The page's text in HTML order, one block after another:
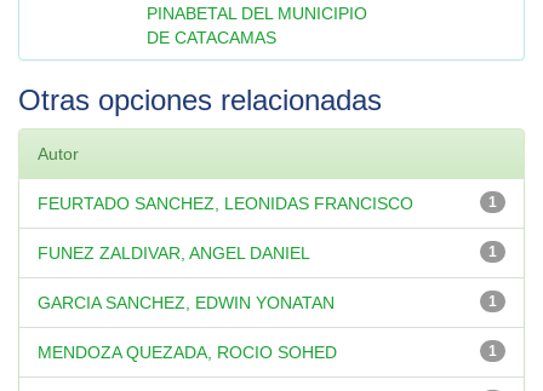
PINABETAL DEL MUNICIPIO
DE CATACAMAS
Otras opciones relacionadas
Autor
1
FEURTADO SANCHEZ, LEONIDAS FRANCISCO
1
FUNEZ ZALDIVAR, ANGEL DANIEL
1
GARCIA SANCHEZ, EDWIN YONATAN
1
MENDOZA QUEZADA, ROCIO SOHED